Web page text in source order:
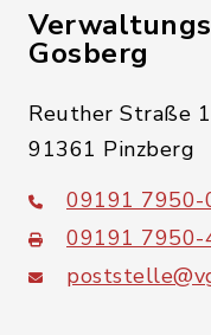
Gosberg
Reuther Straße 1
91361 Pinzberg
09191 7950-
09191 7950-